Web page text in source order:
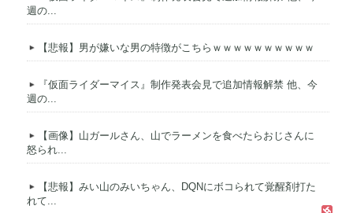
週の...
【悲報】男が嫌いな男の特徴がこちらｗｗｗｗｗｗｗｗｗｗ
『仮面ライダーマイス』制作発表会見で追加情報解禁 他、今
週の...
【画像】山ガールさん、山でラーメンを食べたらおじさんに
怒られ...
【悲報】みい山のみいちゃん、DQNにボコられて覚醒剤打た
れて...